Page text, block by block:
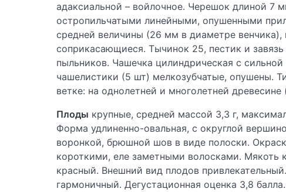
адаксиальной – войлочное. Черешок длиной 7
остропильчатыми линейными, опушенными
средней величины (26 мм в диаметре венчика),
соприкасающиеся. Тычинок 25, пестик и
пыльников. Чашечка цилиндрическая с
чашелистики (5 шт) мелкозубчатые, опушены.
ветке: на однолетней и многолетней
Плоды крупные, средней массой 3,3 г,
Форма удлиненно-овальная, с округлой
воронкой, брюшной шов в виде полоски.
короткими, еле заметными волосками. Мякоть
красный. Внешний вид плодов
гармоничный. Дегустационная оценка 3,8